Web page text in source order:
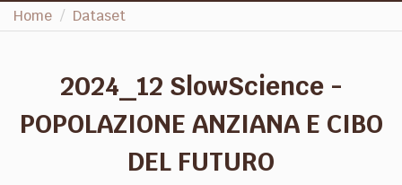
Home Dataset
2024_12 SlowScience -
POPOLAZIONE ANZIANA E CIBO
DEL FUTURO